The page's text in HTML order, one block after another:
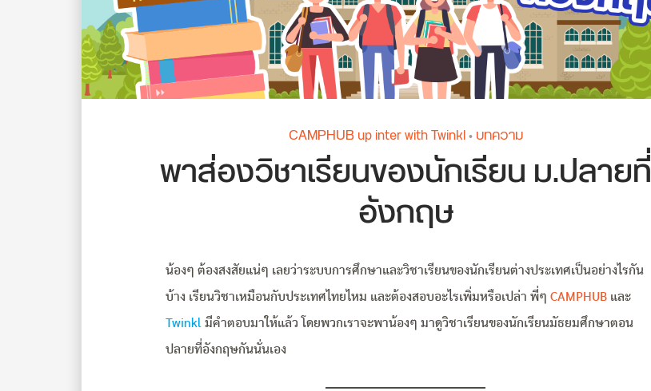
CAMPHUB up inter with Twinkl• บทความ
พาส่องวิชาเรียนของนักเรียน ม.ปลายที่
อังกฤษ
น้องๆ ต้องสงสัยแน่ๆ เลยว่าระบบการศึกษาและวิชาเรียนของนักเรียนต่างประเทศเป็นอย่างไรกัน
บ้าง เรียนวิชาเหมือนกับประเทศไทยไหม และต้องสอบอะไรเพิ่มหรือเปล่า พี่ๆ CAMPHUB และ
Twinkl มีคำตอบมาให้แล้ว โดยพวกเราจะพาน้องๆ มาดูวิชาเรียนของนักเรียนมัธยมศึกษาตอน
ปลายที่อังกฤษกันนั่นเอง